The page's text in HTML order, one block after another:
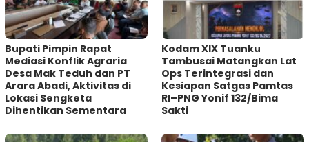
Bupati Pimpin Rapat
Mediasi Konflik Agraria
Desa Mak Teduh dan PT
Arara Abadi, Aktivitas di
Lokasi Sengketa
Dihentikan Sementara
Kodam XIX Tuanku
Tambusai Matangkan Lat
Ops Terintegrasi dan
Kesiapan Satgas Pamtas
RI–PNG Yonif 132/Bima
Sakti